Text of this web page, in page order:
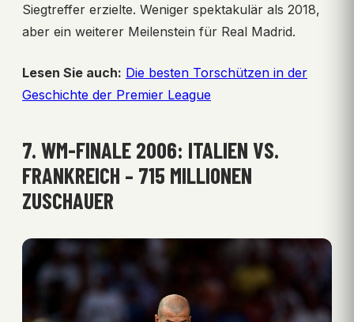
Siegtreffer erzielte. Weniger spektakulär als 2018,
aber ein weiterer Meilenstein für Real Madrid.
Lesen Sie auch: Die besten Torschützen in der
Geschichte der Premier League
7. WM-FINALE 2006: ITALIEN VS.
FRANKREICH – 715 MILLIONEN
ZUSCHAUER